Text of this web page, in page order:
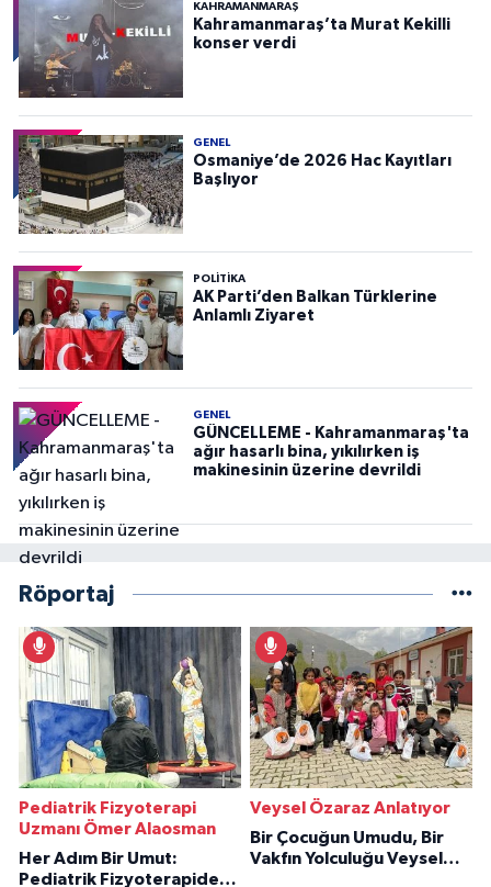
KAHRAMANMARAŞ
Kahramanmaraş’ta Murat Kekilli
konser verdi
GENEL
Osmaniye’de 2026 Hac Kayıtları
Başlıyor
POLITIKA
AK Parti’den Balkan Türklerine
Anlamlı Ziyaret
GENEL
GÜNCELLEME - Kahramanmaraş'ta
ağır hasarlı bina, yıkılırken iş
makinesinin üzerine devrildi
Röportaj
Pediatrik Fizyoterapi
Uzmanı Ömer Alaosman
Her Adım Bir Umut:
Pediatrik Fizyoterapiden
Veysel Özaraz Anlatıyor
Bir Çocuğun Umudu, Bir
Vakfın Yolculuğu Veysel